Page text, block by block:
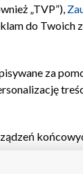
„TVP”),
do Twoich
za
oraz
wyboru